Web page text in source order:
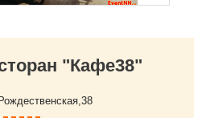
"Кафе38"